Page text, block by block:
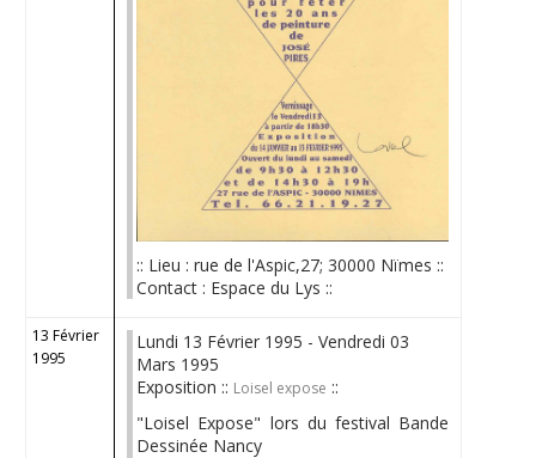
:: Lieu : rue de l'Aspic,27; 30000 Nïmes ::
Contact : Espace du Lys ::
13 Février
1995
Lundi 13 Février 1995 - Vendredi 03
Mars 1995
Exposition :: Loisel expose ::
"Loisel Expose" lors du festival Bande
Dessinée Nancy